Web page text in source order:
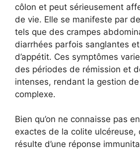
côlon et peut sérieusement
de vie. Elle se manifeste par
tels que des crampes
diarrhées parfois sanglantes
d’appétit. Ces symptômes
des périodes de rémission et
intenses, rendant la gestion
complexe.
Bien qu’on ne connaisse pas
exactes de la colite ulcéreuse,
résulte d’une réponse